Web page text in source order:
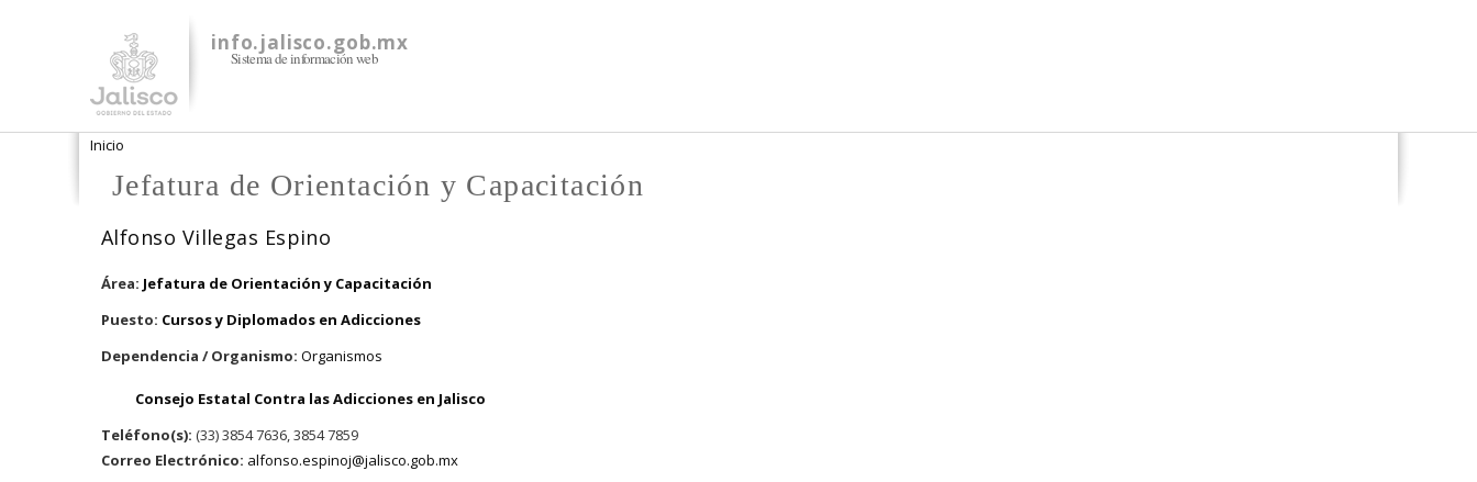
info.jalisco.gob.mx
Sistema de información web
Se encuentra usted aquí
Inicio
Jefatura de Orientación y Capacitación
Alfonso Villegas Espino
Área: Jefatura de Orientación y Capacitación
Puesto: Cursos y Diplomados en Adicciones
Dependencia / Organismo: Organismos
Consejo Estatal Contra las Adicciones en Jalisco
Teléfono(s): (33) 3854 7636, 3854 7859
Correo Electrónico: alfonso.espinoj@jalisco.gob.mx